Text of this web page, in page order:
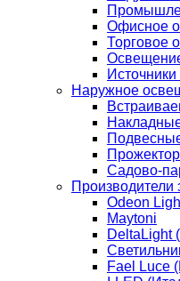
Офисное
Торговое
Наружное
Садово-
Производители
Odeon
Maytoni
DeltaLight
Fael Luce